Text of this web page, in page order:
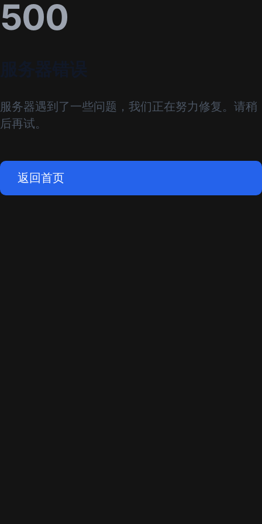
500
服务器遇到了一些问题，我们正在努力修复。请稍
后再试。
返回首页